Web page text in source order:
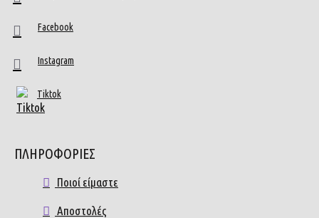
Facebook
Instagram
Tiktok
ΠΛΗΡΟΦΟΡΙΕΣ
Ποιοί είμαστε
Αποστολές